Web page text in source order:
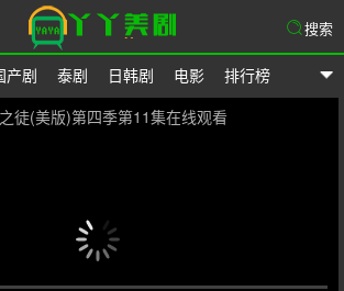
爱美剧
产剧 泰剧 日韩剧 电影 排行榜
搜索
徒(美版)第四季第11集在线观看